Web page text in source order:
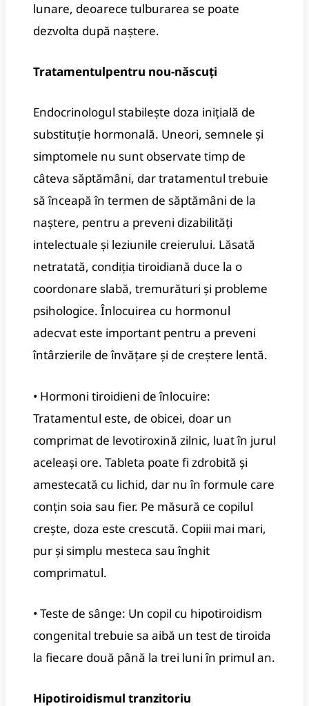
lunare, deoarece tulburarea se poate
dezvolta după naștere.
Tratamentulpentru nou-născuți
Endocrinologul stabilește doza inițială de
substituție hormonală. Uneori, semnele și
simptomele nu sunt observate timp de
câteva săptămâni, dar tratamentul trebuie
să înceapă în termen de săptămâni de la
naștere, pentru a preveni dizabilități
intelectuale și leziunile creierului. Lăsată
netratată, condiția tiroidiană duce la o
coordonare slabă, tremurături și probleme
psihologice. Înlocuirea cu hormonul
adecvat este important pentru a preveni
întârzierile de învățare și de creștere lentă.
• Hormoni tiroidieni de înlocuire:
Tratamentul este, de obicei, doar un
comprimat de levotiroxină zilnic, luat în jurul
aceleași ore. Tableta poate fi zdrobită și
amestecată cu lichid, dar nu în formule care
conțin soia sau fier. Pe măsură ce copilul
crește, doza este crescută. Copiii mai mari,
pur și simplu mesteca sau înghit
comprimatul.
• Teste de sânge: Un copil cu hipotiroidism
congenital trebuie sa aibă un test de tiroida
la fiecare două până la trei luni în primul an.
Hipotiroidismul tranzitoriu